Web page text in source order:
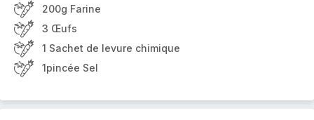
200g Farine
3 Œufs
1 Sachet de levure chimique
1pincée Sel